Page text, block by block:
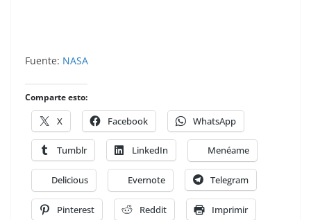
Fuente: NASA
Comparte esto:
X Facebook WhatsApp
Tumblr LinkedIn Menéame
Delicious Evernote Telegram
Pinterest Reddit Imprimir